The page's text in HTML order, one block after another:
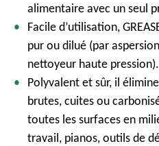
alimentaire avec un seul
Facile d’utilisation,
pur ou dilué (par
nettoyeur haute pression).
Polyvalent et sûr, il
brutes, cuites ou
toutes les surfaces en
travail, pianos, outils de